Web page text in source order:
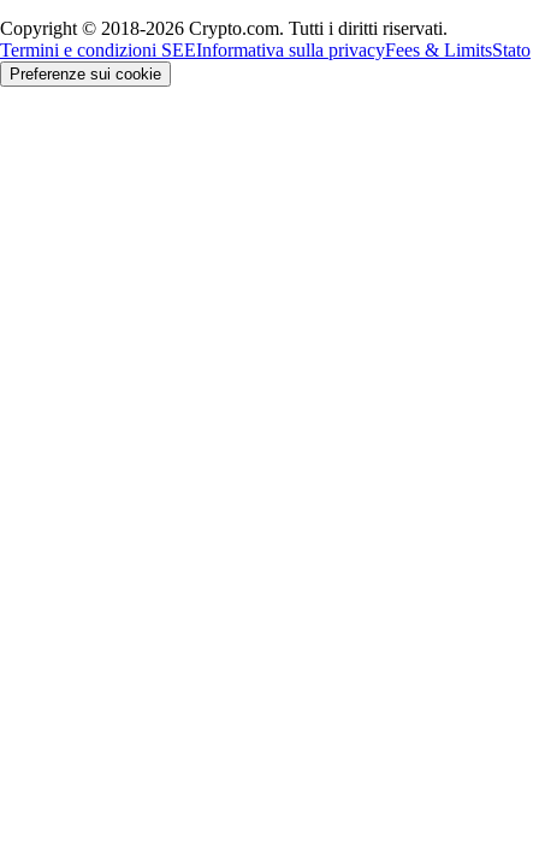
Copyright © 2018-2026 Crypto.com. Tutti i diritti riservati.
Termini e condizioni SEEInformativa sulla privacyFees & LimitsStato
Preferenze sui cookie